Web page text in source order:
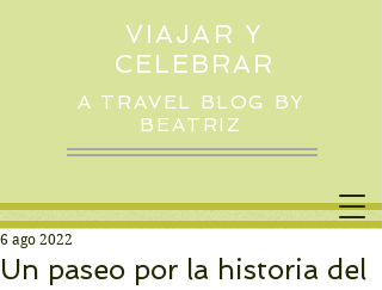
VIAJAR Y
CELEBRAR
A TRAVEL BLOG BY
BEATRIZ
Un paseo por la historia del
6 ago 2022